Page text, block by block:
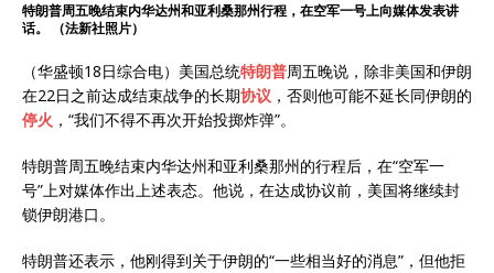
特朗普周五晚结束内华达州和亚利桑那州行程，在空军一号上向媒体发表讲
话。 （法新社照片）
（华盛顿18日综合电）美国总统特朗普周五晚说，除非美国和伊朗
在22日之前达成结束战争的长期协议 ，否则他可能不延长同伊朗的
停火 ，“我们不得不再次开始投掷炸弹”。
特朗普周五晚结束内华达州和亚利桑那州的行程后，在“空军一
号”上对媒体作出上述表态。他说，在达成协议前，美国将继续封
锁伊朗港口。
特朗普还表示，他刚得到关于伊朗的“一些相当好的消息”，但他拒